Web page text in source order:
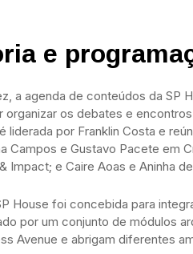
e
a agenda de conteúdos da SP
organizar os debates e
liderada por Franklin Costa e
Campos e Gustavo Pacete em
Impact; e Caire Aoas e Aninha
House foi concebida para
por um conjunto de módulos
Avenue e abrigam diferentes